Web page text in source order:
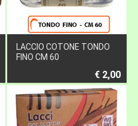
LACCIO COTONE TONDO
FINO CM 60
€ 2,00